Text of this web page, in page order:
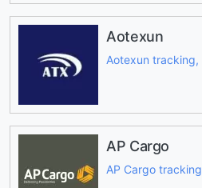
Aotexun
Aotexun
AP Cargo
AP Cargo